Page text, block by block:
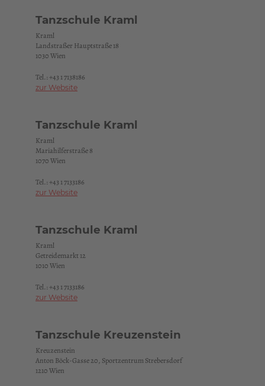
Tanzschule Kraml
Kraml
Landstraßer Hauptstraße 18
1030 Wien
Tel.:+43 1 7138186
zur Website
Tanzschule Kraml
Kraml
Mariahilferstraße 8
1070 Wien
Tel.:+43 1 7133186
zur Website
Tanzschule Kraml
Kraml
Getreidemarkt 12
1010 Wien
Tel.:+43 1 7133186
zur Website
Tanzschule Kreuzenstein
Kreuzenstein
Anton Böck-Gasse 20, Sportzentrum Strebersdorf
1210 Wien